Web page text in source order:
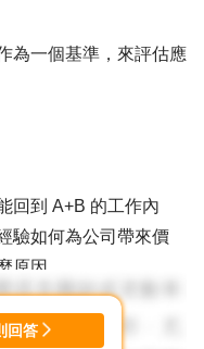
為一個基準，來評估應
回到 A+B 的工作內
驗如何為公司帶來價
原因。
驗來支持你的要求，這
回答